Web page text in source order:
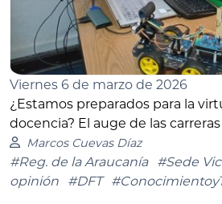
Viernes 6 de marzo de 2026
¿Estamos preparados para la
docencia? El auge de las
Marcos Cuevas Díaz
#Reg. de la Araucanía #Sede
opinión
#DFT